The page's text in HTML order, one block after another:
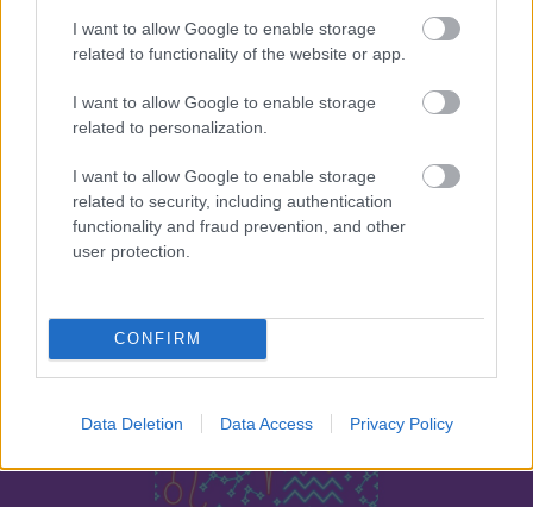
I want to allow Google to enable storage
related to functionality of the website or app.
I want to allow Google to enable storage
related to personalization.
I want to allow Google to enable storage
related to security, including authentication
functionality and fraud prevention, and other
user protection.
CONFIRM
Data Deletion Data Access Privacy Policy